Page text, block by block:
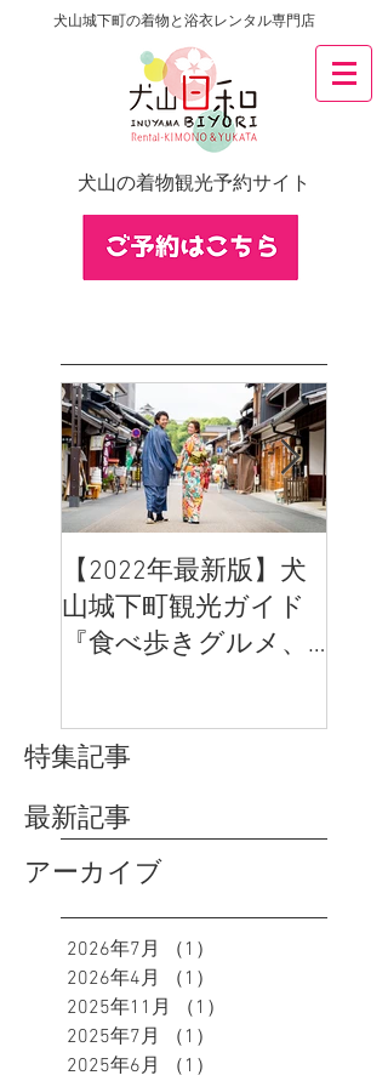
犬山城下町の着物と浴衣レンタル専門店
犬山の着物観光予約サイト
【2022年最新版】犬
山城下町観光ガイド
『食べ歩きグルメ、
特集記事
最新記事
アーカイブ
2026年7月 （1）
2026年4月
（1）
2025年11月
（1）
2025年7月
（1）
2025年6月
（1）